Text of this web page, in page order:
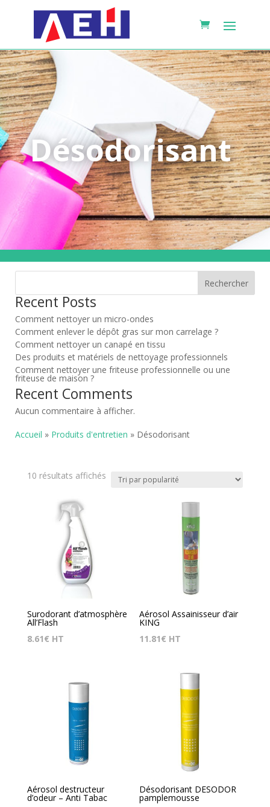
Désodorisant
Rechercher
Recent Posts
Comment nettoyer un micro-ondes
Comment enlever le dépôt gras sur mon carrelage ?
Comment nettoyer un canapé en tissu
Des produits et matériels de nettoyage professionnels
Comment nettoyer une friteuse professionnelle ou une
friteuse de maison ?
Recent Comments
Aucun commentaire à afficher.
Accueil » Produits d'entretien » Désodorisant
10 résultats affichés Trié
Surodorant d’atmosphère
All’Flash
8.61€ HT
Aérosol Assainisseur d’air
KING
11.81€ HT
Aérosol destructeur
d’odeur – Anti Tabac
Désodorisant DESODOR
pamplemousse